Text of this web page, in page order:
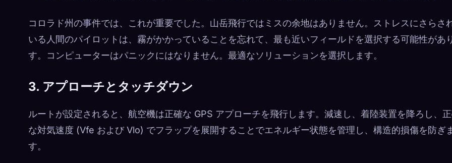
コロラド州の事件では、これが重要でした。山岳飛行ではミスの余地はありません。ストレスにさらさ
いる人間のパイロットは、霧がかかっていることを忘れて、最も近いフィールドを選択する可能性があ
す。コンピューターはパニックにはなりません。最適なソリューションを選択します。
3. アプローチとタッチダウン
ルートが設定されると、航空機は正確な GPS アプローチを飛行します。減速し、着陸装置を降ろし、
な対気速度 (Vfe および Vlo) でフラップを展開することでエネルギー状態を管理し、構造的損傷を防ぎ
す。